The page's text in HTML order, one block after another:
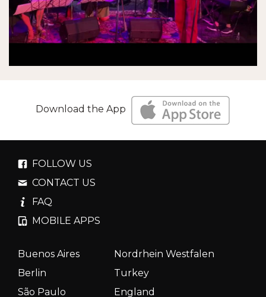
Download the App
FOLLOW US
CONTACT US
FAQ
MOBILE APPS
Buenos Aires
Nordrhein Westfalen
Berlin
Turkey
São Paulo
England